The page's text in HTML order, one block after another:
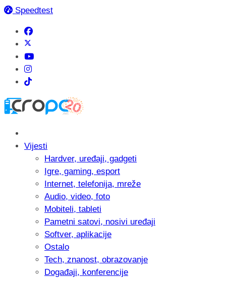
Speedtest
Vijesti
Hardver, uređaji, gadgeti
Igre, gaming, esport
Internet, telefonija, mreže
Audio, video, foto
Mobiteli, tableti
Pametni satovi, nosivi uređaji
Softver, aplikacije
Ostalo
Tech, znanost, obrazovanje
Događaji, konferencije